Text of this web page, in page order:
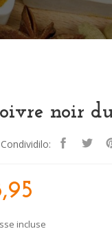
noir
Condividilo:
incluse